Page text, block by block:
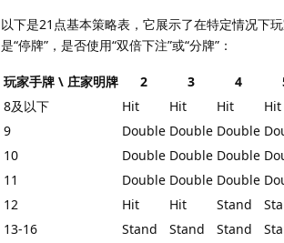
以下是21点基本策略表，它展示了在特定情况下
是“停牌”，是否使用“双倍下注”或“分牌”：
玩家手牌 \ 庄家明牌 2 3 4
8及以下
Hit Hit Hit Hit
9
Double Double Double
10
Double Double Double
11
Double Double Double
12
Hit Hit Stand
13-16
Stand Stand Stand